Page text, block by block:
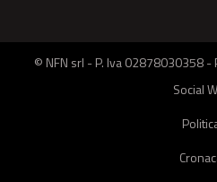
© NFN srl - P. Iva 02878030358 -
Social